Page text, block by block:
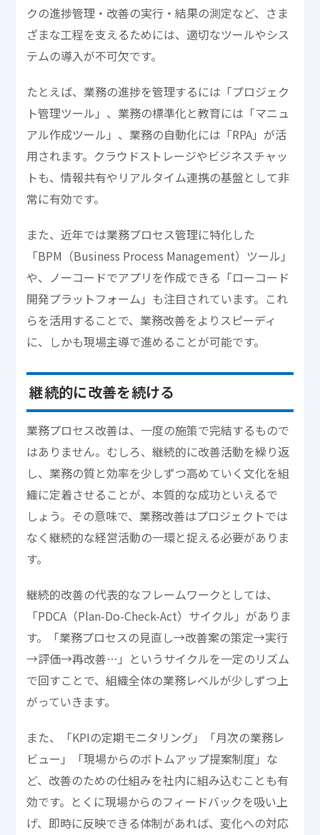
クの進捗管理・改善の実行・結果の測定など、さま
ざまな工程を支えるためには、適切なツールやシス
テムの導入が不可欠です。
たとえば、業務の進捗を管理するには「プロジェク
ト管理ツール」、業務の標準化と教育には「マニュ
アル作成ツール」、業務の自動化には「RPA」が活
用されます。クラウドストレージやビジネスチャッ
トも、情報共有やリアルタイム連携の基盤として非
常に有効です。
また、近年では業務プロセス管理に特化した
「BPM（Business Process Management）ツール」
や、ノーコードでアプリを作成できる「ローコード
開発プラットフォーム」も注目されています。これ
らを活用することで、業務改善をよりスピーディ
に、しかも現場主導で進めることが可能です。
継続的に改善を続ける
業務プロセス改善は、一度の施策で完結するもので
はありません。むしろ、継続的に改善活動を繰り返
し、業務の質と効率を少しずつ高めていく文化を組
織に定着させることが、本質的な成功といえるで
しょう。その意味で、業務改善はプロジェクトでは
なく継続的な経営活動の一環と捉える必要がありま
す。
継続的改善の代表的なフレームワークとしては、
「PDCA（Plan-Do-Check-Act）サイクル」がありま
す。「業務プロセスの見直し→改善案の策定→実行
→評価→再改善…」というサイクルを一定のリズム
で回すことで、組織全体の業務レベルが少しずつ上
がっていきます。
また、「KPIの定期モニタリング」「月次の業務レ
ビュー」「現場からのボトムアップ提案制度」な
ど、改善のための仕組みを社内に組み込むことも有
効です。とくに現場からのフィードバックを吸い上
げ、即時に反映できる体制があれば、変化への対応